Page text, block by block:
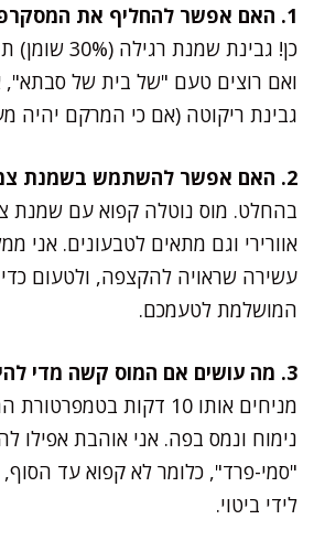
1. האם אפשר להחליף את המסקרפונה בגבינה אחרת?
כן! גבינת
ואם רוצים טעם "של בית של סבתא",
גבינת ריקוטה (אם כי המרקם יהיה
2. האם אפשר להשתמש בשמנת צמחית?
בהחלט. מוס נוטלה קפוא עם שמנת
אוורירי וגם מתאים לטבעונים. אני
עשירה שראויה להקצפה, ולטעום
המושלמת לטעמכם.
3. מה עושים אם המוס קשה מדי להיפריסה?
מניחים אותו 10 דקות
נימוח ונמס בפה. אני אוהבת אפילו
"סמי-פרד", כלומר לא קפוא עד הסוף,
לידי ביטוי.